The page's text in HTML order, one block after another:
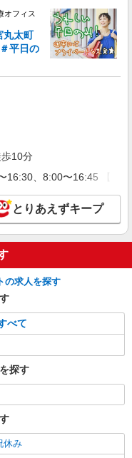
オフィス
丸太町
平日の
10分
16:30、8:00〜16:45 【就
とりあえずキープ
の求人を探す
べて
探す
休み